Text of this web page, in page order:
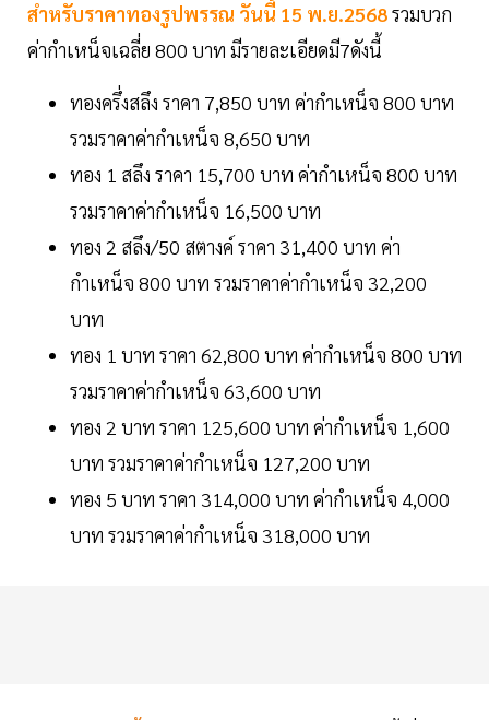
สำหรับราคาทองรูปพรรณ วันนี้ 15 พ.ย.2568รวมบวก
ค่ากำเหน็จเฉลี่ย 800 บาท มีรายละเอียดมี7ดังนี้
ทองครึ่งสลึง ราคา 7,850 บาท ค่ากำเหน็จ 800 บาท
รวมราคาค่ากำเหน็จ 8,650 บาท
ทอง 1 สลึง ราคา 15,700 บาท ค่ากำเหน็จ 800 บาท
รวมราคาค่ากำเหน็จ 16,500 บาท
ทอง 2 สลึง/50 สตางค์ ราคา 31,400 บาท ค่า
กำเหน็จ 800 บาท รวมราคาค่ากำเหน็จ 32,200
บาท
ทอง 1 บาท ราคา 62,800 บาท ค่ากำเหน็จ 800 บาท
รวมราคาค่ากำเหน็จ 63,600 บาท
ทอง 2 บาท ราคา 125,600 บาท ค่ากำเหน็จ 1,600
บาท รวมราคาค่ากำเหน็จ 127,200 บาท
ทอง 5 บาท ราคา 314,000 บาท ค่ากำเหน็จ 4,000
บาท รวมราคาค่ากำเหน็จ 318,000 บาท